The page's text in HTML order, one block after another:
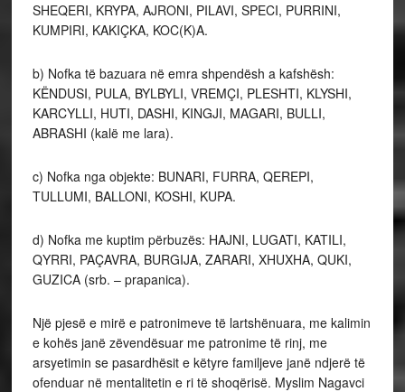
SHEQERI, KRYPA, AJRONI, PILAVI, SPECI, PURRINI,
KUMPIRI, KAKIÇKA, KOC(K)A.
b) Nofka të bazuara në emra shpendësh a kafshësh:
KËNDUSI, PULA, BYLBYLI, VREMÇI, PLESHTI, KLYSHI,
KARCYLLI, HUTI, DASHI, KINGJI, MAGARI, BULLI,
ABRASHI (kalë me lara).
c) Nofka nga objekte: BUNARI, FURRA, QEREPI,
TULLUMI, BALLONI, KOSHI, KUPA.
d) Nofka me kuptim përbuzës: HAJNI, LUGATI, KATILI,
QYRRI, PAÇAVRA, BURGIJA, ZARARI, XHUXHA, QUKI,
GUZICA (srb. – prapanica).
Një pjesë e mirë e patronimeve të lartshënuara, me kalimin
e kohës janë zëvendësuar me patronime të rinj, me
arsyetimin se pasardhësit e këtyre familjeve janë ndjerë të
ofenduar në mentalitetin e ri të shoqërisë. Myslim Nagavci